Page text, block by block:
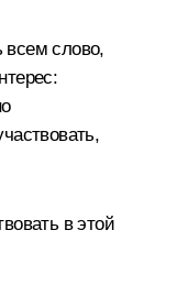
всем слово,
в этой